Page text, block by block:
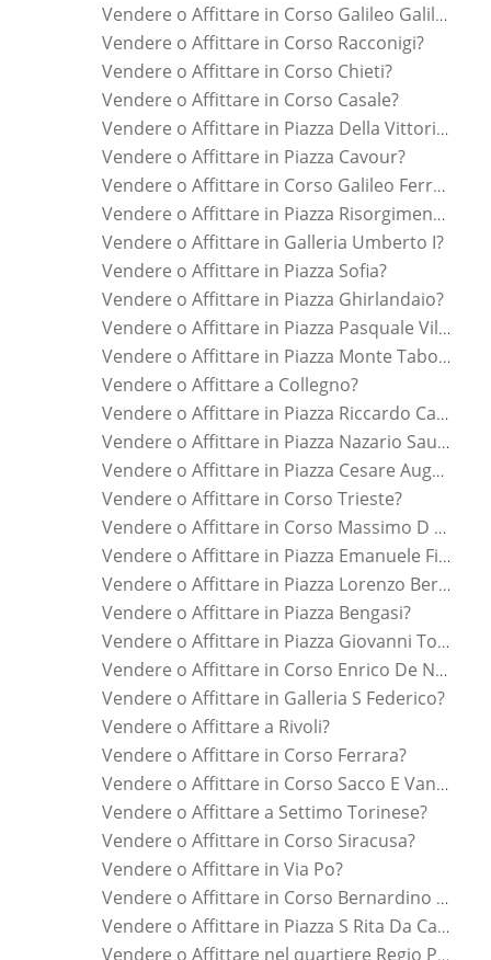
Vendere o Affittare in Corso Galileo Galilei?
Vendere o Affittare in Corso Racconigi?
Vendere o Affittare in Corso Chieti?
Vendere o Affittare in Corso Casale?
Vendere o Affittare in Piazza Della Vittoria?
Vendere o Affittare in Piazza Cavour?
Vendere o Affittare in Corso Galileo Ferraris?
Vendere o Affittare in Piazza Risorgimento?
Vendere o Affittare in Galleria Umberto I?
Vendere o Affittare in Piazza Sofia?
Vendere o Affittare in Piazza Ghirlandaio?
Vendere o Affittare in Piazza Pasquale Villari?
Vendere o Affittare in Piazza Monte Tabor?
Vendere o Affittare a Collegno?
Vendere o Affittare in Piazza Riccardo Cattaneo?
Vendere o Affittare in Piazza Nazario Sauro?
Vendere o Affittare in Piazza Cesare Augusto?
Vendere o Affittare in Corso Trieste?
Vendere o Affittare in Corso Massimo D Azeglio?
Vendere o Affittare in Piazza Emanuele Filiberto?
Vendere o Affittare in Piazza Lorenzo Bernini?
Vendere o Affittare in Piazza Bengasi?
Vendere o Affittare in Piazza Giovanni Toselli?
Vendere o Affittare in Corso Enrico De Nicola?
Vendere o Affittare in Galleria S Federico?
Vendere o Affittare a Rivoli?
Vendere o Affittare in Corso Ferrara?
Vendere o Affittare in Corso Sacco E Vanzetti?
Vendere o Affittare a Settimo Torinese?
Vendere o Affittare in Corso Siracusa?
Vendere o Affittare in Via Po?
Vendere o Affittare in Corso Bernardino Telesio?
Vendere o Affittare in Piazza S Rita Da Cascia?
Vendere o Affittare nel quartiere Regio Parco?